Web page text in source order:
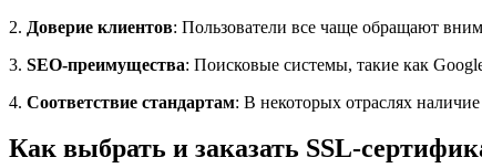
2. Доверие клиентов: Пользователи все чаще обращают
3. SEO-преимущества: Поисковые системы, такие как
4. Соответствие стандартам: В некоторых отраслях
Как выбрать и заказать SSL-